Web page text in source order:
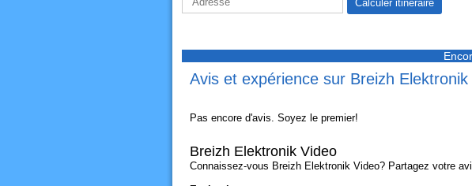
Avis et expérience sur Breizh Elektronik
Pas encore d'avis. Soyez le premier!
Breizh Elektronik Video
Connaissez-vous Breizh Elektronik Video? Partagez votre